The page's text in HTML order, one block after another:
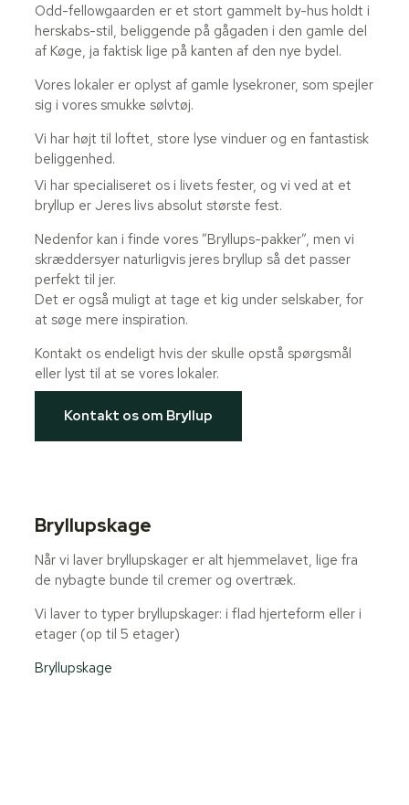
Odd-fellowgaarden er et stort gammelt by-hus holdt i
herskabs-stil, beliggende på gågaden i den gamle del
af Køge, ja faktisk lige på kanten af den nye bydel.
Vores lokaler er oplyst af gamle lysekroner, som spejler
sig i vores smukke sølvtøj.
Vi har højt til loftet, store lyse vinduer og en fantastisk
beliggenhed.
Vi har specialiseret os i livets fester, og vi ved at et
bryllup er Jeres livs absolut største fest.
Nedenfor kan i finde vores ”Bryllups-pakker”, men vi
skræddersyer naturligvis jeres bryllup så det passer
perfekt til jer.
Det er også muligt at tage et kig under selskaber, for
at søge mere inspiration.
Kontakt os endeligt hvis der skulle opstå spørgsmål
eller lyst til at se vores lokaler.
Kontakt os om Bryllup
Bryllupskage
Når vi laver bryllupskager er alt hjemmelavet, lige fra
de nybagte bunde til cremer og overtræk.
Vi laver to typer bryllupskager: i flad hjerteform eller i
etager (op til 5 etager)
Bryllupskage